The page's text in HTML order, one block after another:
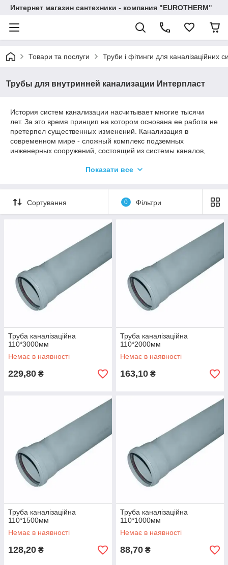
Интернет магазин сантехники - компания "EUROTHERM"
Товари та послуги Труби і фітинги для каналізаційних
Трубы для внутринней канализации Интерпласт
История систем канализации насчитывает многие тысячи
лет. За это время принцип на котором основана ее работа не
претерпел существенных изменений. Канализация в
современном мире - сложный комплекс подземных
инженерных сооружений, состоящий из системы каналов,
стоит на месте, материалы из которых изготавливают
технологическим прогрессом. Сегодня, чтобы сложная
система канализации, от функциональности которой зависит
комфорт и жизнедеятельность многих людей, не
из современных материалов, одним из таких является
поливинилхлорид (ПВХ).
Трубы из поливинилхлорида (ПВХ) обладают следующими
характеристиками:
имеют небольшой вес, в пять раз легче
металлических труб;
не способствуют развитию микроорганизмов, не
зарастают - на внутренней поверхности отсутствуют
щелочей и солей;
завдяки високим гідравлічним властивостями, мають
їх питома теплопровідність наближається за
нетоксичні, безпечні, відносяться до важко горючих
матеріалів, їх температура займання 500 °С.
труби ПВХ набагато легше переміщати і
встановлювати, що дозволяє істотно заощадити на
монтажі;
труби з ПВХ токсикологічно і бактеріологічно
безпечні;
Показати все
Сортування 0 Фільтри
Труба каналізаційна
110*3000мм
Немає в наявності
229,80 ₴
Труба каналізаційна
110*2000мм
Немає в наявності
163,10 ₴
Труба каналізаційна
110*1500мм
Немає в наявності
128,20 ₴
Труба каналізаційна
110*1000мм
Немає в наявності
88,70 ₴